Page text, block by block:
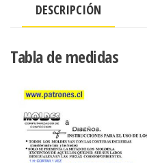
con
lycra
DESCRIPCIÓN
Tabla de medidas